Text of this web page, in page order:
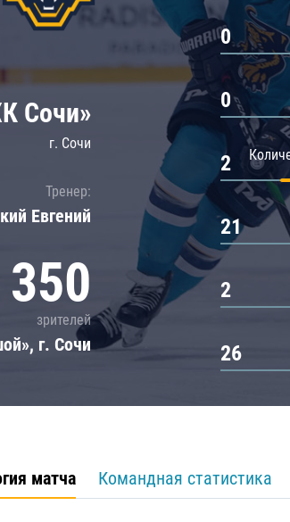
Локомотив
ЦСКА
Шанхайские Драконы
Сочи»
г. Сочи
Тренер:
Евгений
350
зрителей
г. Сочи
0
0
2
21
2
26
матча Командная статистика